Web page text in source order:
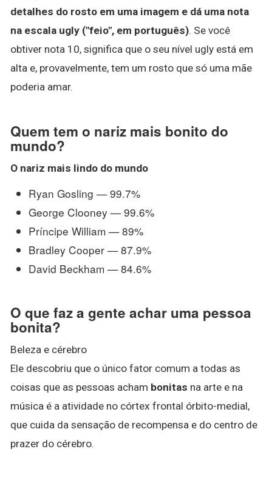
detalhes do rosto em uma imagem e dá uma nota
na escala ugly ("feio", em português). Se você
obtiver nota 10, significa que o seu nível ugly está em
alta e, provavelmente, tem um rosto que só uma mãe
poderia amar.
Quem tem o nariz mais bonito do
mundo?
O nariz mais lindo do mundo
Ryan Gosling — 99.7%
George Clooney — 99.6%
Príncipe William — 89%
Bradley Cooper — 87.9%
David Beckham — 84.6%
O que faz a gente achar uma pessoa
bonita?
Beleza e cérebro
Ele descobriu que o único fator comum a todas as
coisas que as pessoas acham bonitas na arte e na
música é a atividade no córtex frontal órbito-medial,
que cuida da sensação de recompensa e do centro de
prazer do cérebro.